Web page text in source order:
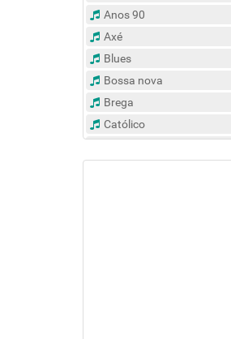
Anos 90
Axé
Blues
Bossa nova
Brega
Católico